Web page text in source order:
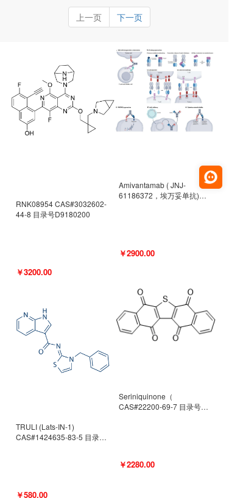
号为92339-11-2
上一页 下一页
RNK08954 CAS#3032602-
44-8 目录号D9180200
￥3200.00
TRULI (Lats-IN-1)
CAS#1424635-83-5 目录号
￥580.00
Amivantamab ( JNJ-
61186372，埃万妥单抗)
￥2900.00
Seriniquinone（
CAS#22200-69-7 目录号
￥2280.00